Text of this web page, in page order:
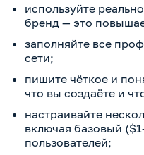
используйте
бренд — это
заполняйте все
сети;
пишите чёткое и
что вы создаёте и
настраивайте
включая базовый
пользователей;